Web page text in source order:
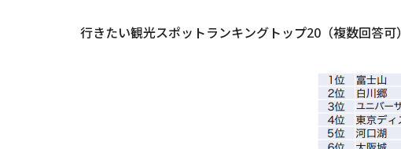
行きたい観光スポットランキングトップ20（複数回答可）